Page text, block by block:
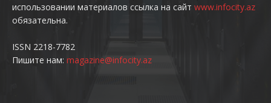
использовании материалов ссылка на сайт www.infocity.az
обязательна.
ISSN 2218-7782
Пишите нам: magazine@infocity.az